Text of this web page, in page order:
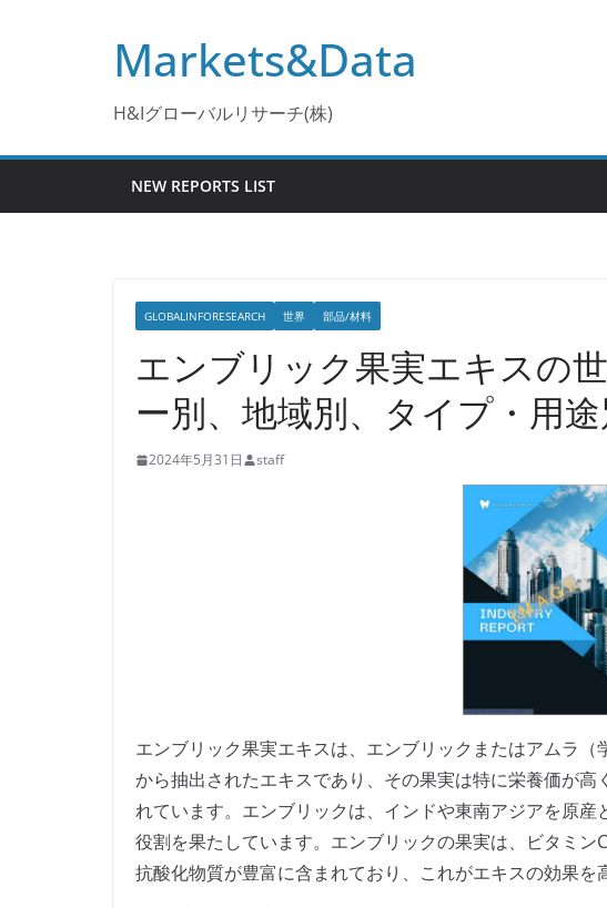
Markets&Data
H&Iグローバルリサーチ(株)
NEW REPORTS LIST
GLOBALINFORESEARCH 世界 部品/材料
エンブリック果実エキスの
ー別、地域別、タイプ・用
2024年5月31日 staff
エンブリック果実エキスは、エンブリックまたはアムラ
から抽出されたエキスであり、その果実は特に栄養価が
れています。エンブリックは、インドや東南アジアを原
役割を果たしています。エンブリックの果実は、ビタミ
抗酸化物質が豊富に含まれており、これがエキスの効果を